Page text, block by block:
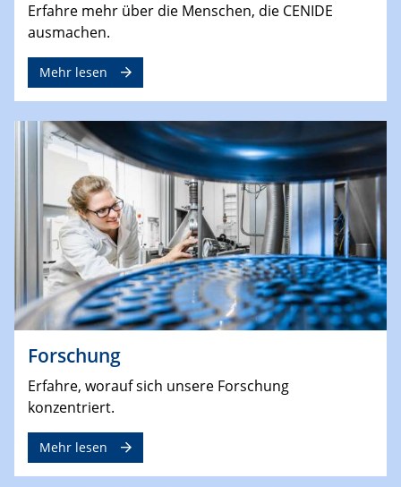
Erfahre mehr über die Menschen, die CENIDE
ausmachen.
Mehr lesen
Forschung
Erfahre, worauf sich unsere Forschung
konzentriert.
Mehr lesen